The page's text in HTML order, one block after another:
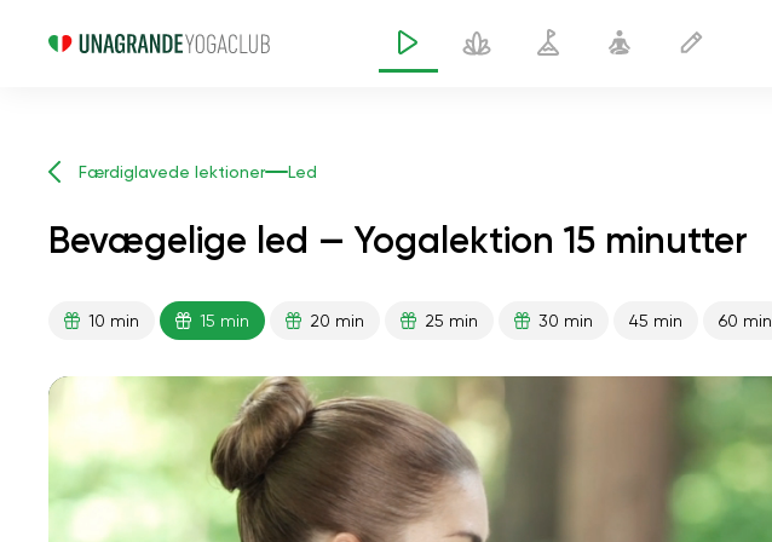
Færdiglavede lektioner Led
Bevægelige led — Yogalektion 15 minutter
10 min 15 min 20 min 25 min 30 min 45 min 60 min
sjælens flugt